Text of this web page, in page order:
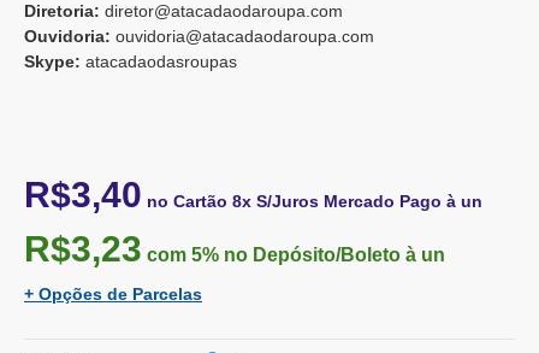
Diretoria: diretor@atacadaodaroupa.com
Ouvidoria: ouvidoria@atacadaodaroupa.com
Skype: atacadaodasroupas
R$3,40 no Cartão 8x S/Juros Mercado Pago à un
R$3,23 com 5% no Depósito/Boleto à un
+ Opções de Parcelas